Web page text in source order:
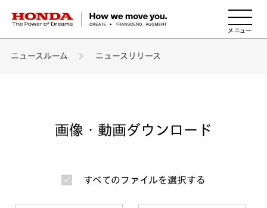
HONDA The Power of Dreams
ニュースルーム ニュースリリース
画像・動画ダウンロード
すべてのファイルを選択する